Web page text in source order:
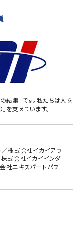
結集」です。私たちは人を
を支えています。
株式会社イカイアウ
株式会社イカイインダ
社エキスパートパワ